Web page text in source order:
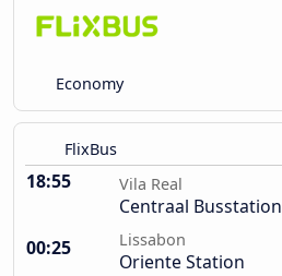
Economy
FlixBus
18:55 Vila Real
Centraal Busstation
00:25
Lissabon
Oriente Station